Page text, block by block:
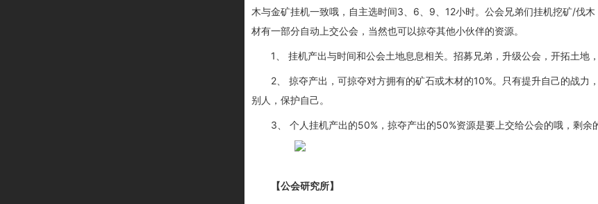
木与金矿挂机一致哦，自主选时间3、6、9、12小时。 公会 兄弟们挂机挖矿/伐木
材有一部分自动上交公会 ，当然也可以掠夺其他小伙伴的资源。
1、 挂机产出与时间和公会土地息息相关。招募兄弟，升级公会，开拓土地
2、 掠夺产出 ，可掠夺对方拥有的矿石或木材的10%。只有提升自己的战力
别人，保护自己。
3、 个人挂机产出的50% ， 掠夺产出的50%资源是要上交给公会的哦 ，剩余
【公会研究所】